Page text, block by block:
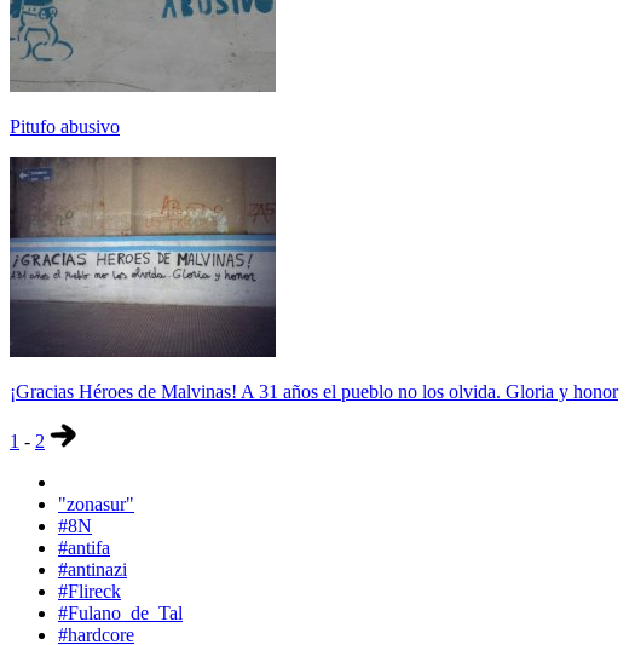
Pitufo abusivo
¡Gracias Héroes de Malvinas! A 31 años el pueblo no los olvida. Gloria y honor
1 - 2
"zonasur"
#8N
#antifa
#antinazi
#Flireck
#Fulano_de_Tal
#hardcore